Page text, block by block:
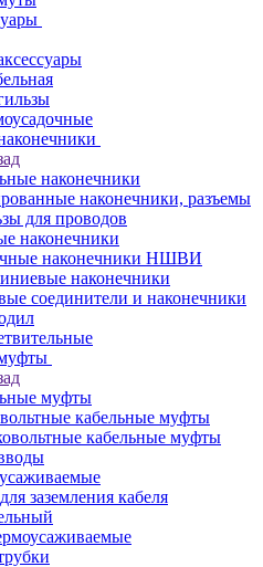
наконечники
наконечники, разъемы
для проводов
наконечники
наконечники НШВИ
наконечники
соединители и наконечники
муфты
кабельные муфты
кабельные муфты
заземления кабеля